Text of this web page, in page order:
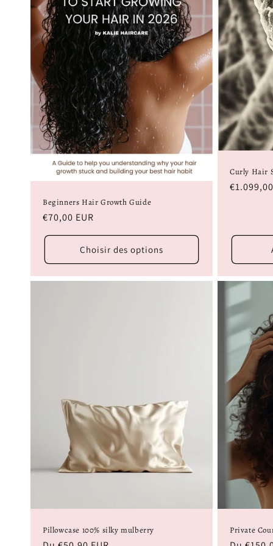
t
i
o
n
:
Beginners Hair Growth Guide
Prix
habituel
€70,00 EUR
Choisir des options
Curly Hair
Prix
Pillowcase 100% silky mulberry Private